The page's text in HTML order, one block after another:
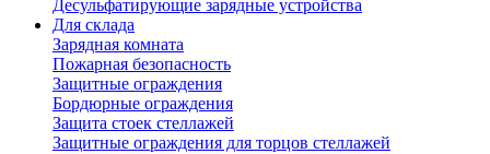
Десульфатирующие зарядные устройства
Для склада
Зарядная комната
Пожарная безопасность
Защитные ограждения
Бордюрные ограждения
Защита стоек стеллажей
Защитные ограждения для торцов стеллажей